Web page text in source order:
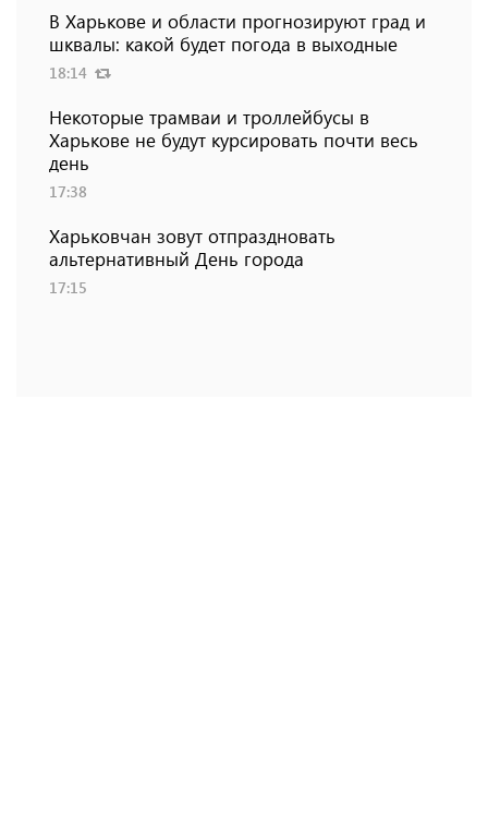
В Харькове и области прогнозируют град и
шквалы: какой будет погода в выходные
18:14
Некоторые трамваи и троллейбусы в
Харькове не будут курсировать почти весь
день
17:38
Харьковчан зовут отпраздновать
альтернативный День города
17:15